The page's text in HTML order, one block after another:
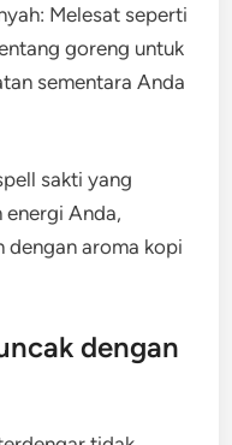
Melesat seperti
goreng untuk
sementara Anda
sakti yang
energi Anda,
dengan aroma kopi
dengan